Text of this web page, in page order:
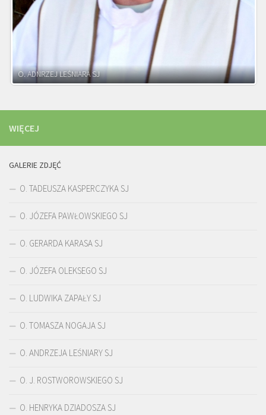
WIĘCEJ
GALERIE ZDJĘĆ
O. TADEUSZA KASPERCZYKA SJ
O. JÓZEFA PAWŁOWSKIEGO SJ
O. GERARDA KARASA SJ
O. JÓZEFA OLEKSEGO SJ
O. LUDWIKA ZAPAŁY SJ
O. TOMASZA NOGAJA SJ
O. ANDRZEJA LEŚNIARY SJ
O. J. ROSTWOROWSKIEGO SJ
O. HENRYKA DZIADOSZA SJ